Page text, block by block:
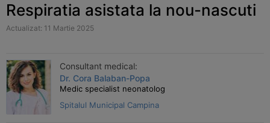
Respiratia asistata la nou-nascuti
Actualizat: 11 Martie 2025
Consultant medical:
Dr. Cora Balaban-Popa
Medic specialist neonatolog
Spitalul Municipal Campina